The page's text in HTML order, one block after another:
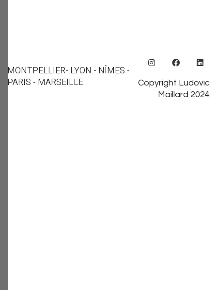
Copyright Ludovic
Maillard 2024
MONTPELLIER- LYON - NÎMES -
PARIS - MARSEILLE